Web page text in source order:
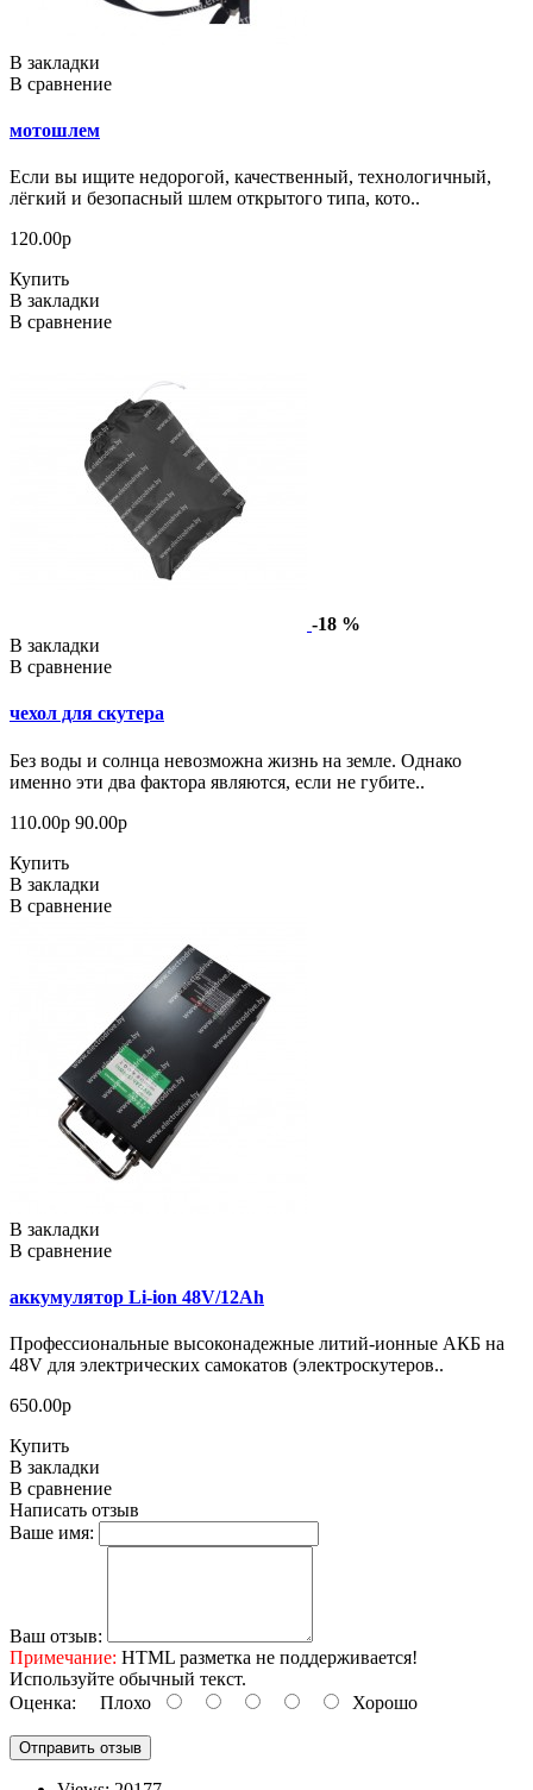
В закладки
В сравнение
мотошлем
Если вы ищите недорогой, качественный, технологичный,
лёгкий и безопасный шлем открытого типа, кото..
120.00р
Купить
В закладки
В сравнение
-18 %
В закладки
В сравнение
чехол для скутера
Без воды и солнца невозможна жизнь на земле. Однако
именно эти два фактора являются, если не губите..
110.00р 90.00р
Купить
В закладки
В сравнение
В закладки
В сравнение
аккумулятор Li-ion 48V/12Ah
Профессиональные высоконадежные литий-ионные АКБ на
48V для электрических самокатов (электроскутеров..
650.00р
Купить
В закладки
В сравнение
Написать отзыв
Ваше имя:
Ваш отзыв:
Примечание: HTML разметка не поддерживается!
Используйте обычный текст.
Оценка: Плохо Хорошо
Отправить отзыв